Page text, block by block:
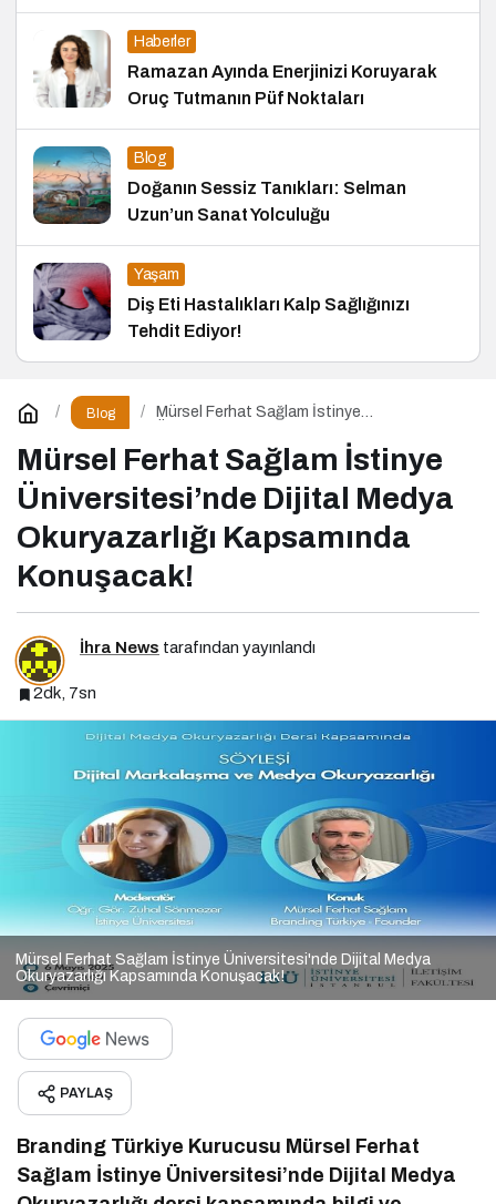
Haberler
Ramazan Ayında Enerjinizi Koruyarak
Oruç Tutmanın Püf Noktaları
Blog
Doğanın Sessiz Tanıkları: Selman
Uzun’un Sanat Yolculuğu
Yaşam
Diş Eti Hastalıkları Kalp Sağlığınızı
Tehdit Ediyor!
Blog
Mürsel Ferhat Sağlam İstinye
Kapsamında Konuşacak!
Mürsel Ferhat Sağlam İstinye
Üniversitesi’nde Dijital Medya
Okuryazarlığı Kapsamında
Konuşacak!
İhra News tarafından yayınlandı
2dk, 7sn
Mürsel Ferhat Sağlam İstinye Üniversitesi'nde Dijital Medya
Okuryazarlığı Kapsamında Konuşacak!
PAYLAŞ
Branding Türkiye Kurucusu Mürsel Ferhat
Sağlam İstinye Üniversitesi’nde Dijital Medya